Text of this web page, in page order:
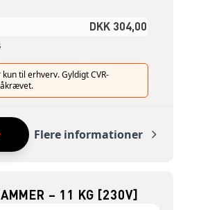
DKK 304,00
til erhverv. Gyldigt CVR-
Flere informationer
– 11 KG [230V]